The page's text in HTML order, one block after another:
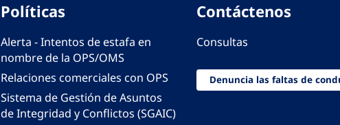
Políticas
Alerta - Intentos de estafa en
nombre de la OPS/OMS
Relaciones comerciales con OPS
Sistema de Gestión de Asuntos
de Integridad y Conflictos (SGAIC)
Contáctenos
Consultas
Denuncia las faltas de